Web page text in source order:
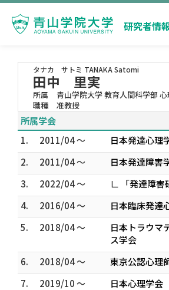
研究者情
タナカ サトミ TANAKA Satomi
田中 里実
所属
青山学院大学 教育人間科学部
職種
准教授
所属学会
1.
2011/04 ～
日本発達心理
2.
2011/04 ～
日本発達障害
3.
2022/04 ～
∟ 「発達障害
4.
2016/04 ～
日本臨床発達
5.
2018/04 ～
日本トラウマ
ス学会
6.
2018/04 ～
東京公認心理
7.
2019/10 ～
日本心理学会